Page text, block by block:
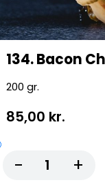
134. Bacon
200 gr.
85,00 kr.
- +